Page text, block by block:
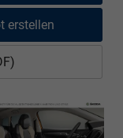
erstellen